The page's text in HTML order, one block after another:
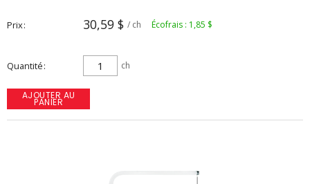
Prix 30,59 $ / ch Écofrais : 1,85 $
Quantité ch
AJOUTER AU
PANIER